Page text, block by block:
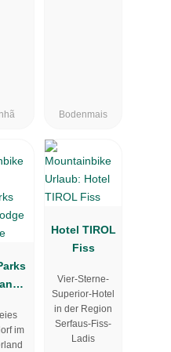
Bodenmais
im
Hotel TIROL
Fiss
Vier-Sterne-
Superior-Hotel
in der Region
Serfaus-Fiss-
Ladis